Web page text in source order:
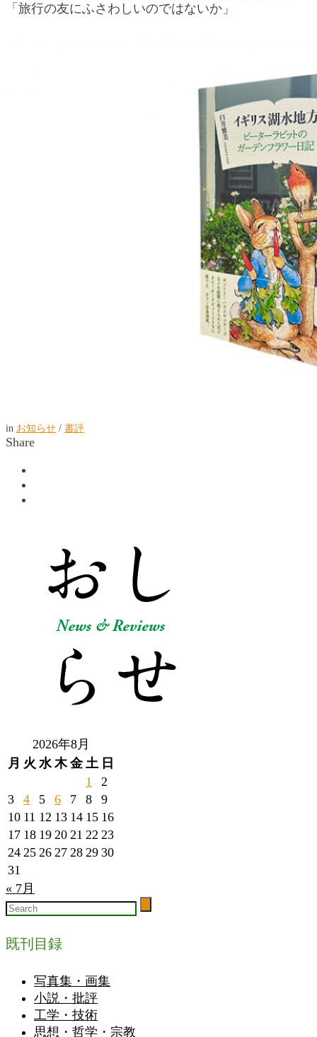
「旅行の友にふさわしいのではないか」
in お知らせ / 書評
Share
2026年8月
月 火 水 木 金 土 日
1
2
3
4 5 6 7 8
9
10 11 12 13 14 15 16
17 18 19 20 21 22 23
24 25 26 27 28 29 30
31
« 7月
既刊目録
写真集・画集
小説・批評
工学・技術
思想・哲学・宗教